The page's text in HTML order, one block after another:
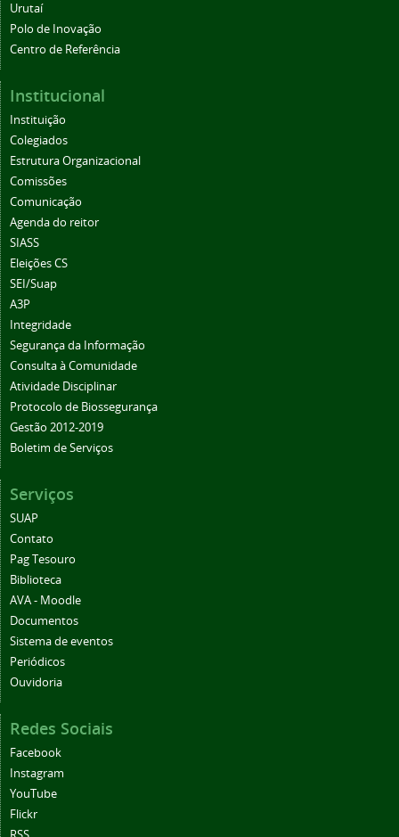
Urutaí
Polo de Inovação
Centro de Referência
Institucional
Instituição
Colegiados
Estrutura Organizacional
Comissões
Comunicação
Agenda do reitor
SIASS
Eleições CS
SEI/Suap
A3P
Integridade
Segurança da Informação
Consulta à Comunidade
Atividade Disciplinar
Protocolo de Biossegurança
Gestão 2012-2019
Boletim de Serviços
Serviços
SUAP
Contato
Pag Tesouro
Biblioteca
AVA - Moodle
Documentos
Sistema de eventos
Periódicos
Ouvidoria
Redes Sociais
Facebook
Instagram
YouTube
Flickr